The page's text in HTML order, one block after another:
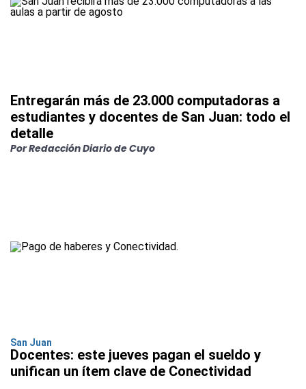
Entregarán más de 23.000 computadoras a
estudiantes y docentes de San Juan: todo el
detalle
Por Redacción Diario de Cuyo
San Juan
Docentes: este jueves pagan el sueldo y
unifican un ítem clave de Conectividad